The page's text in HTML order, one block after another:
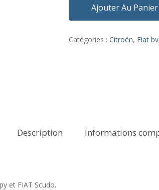
Ajouter Au Panier
Catégories : Citroën, Fiat bv
Description Informations
et FIAT Scudo.